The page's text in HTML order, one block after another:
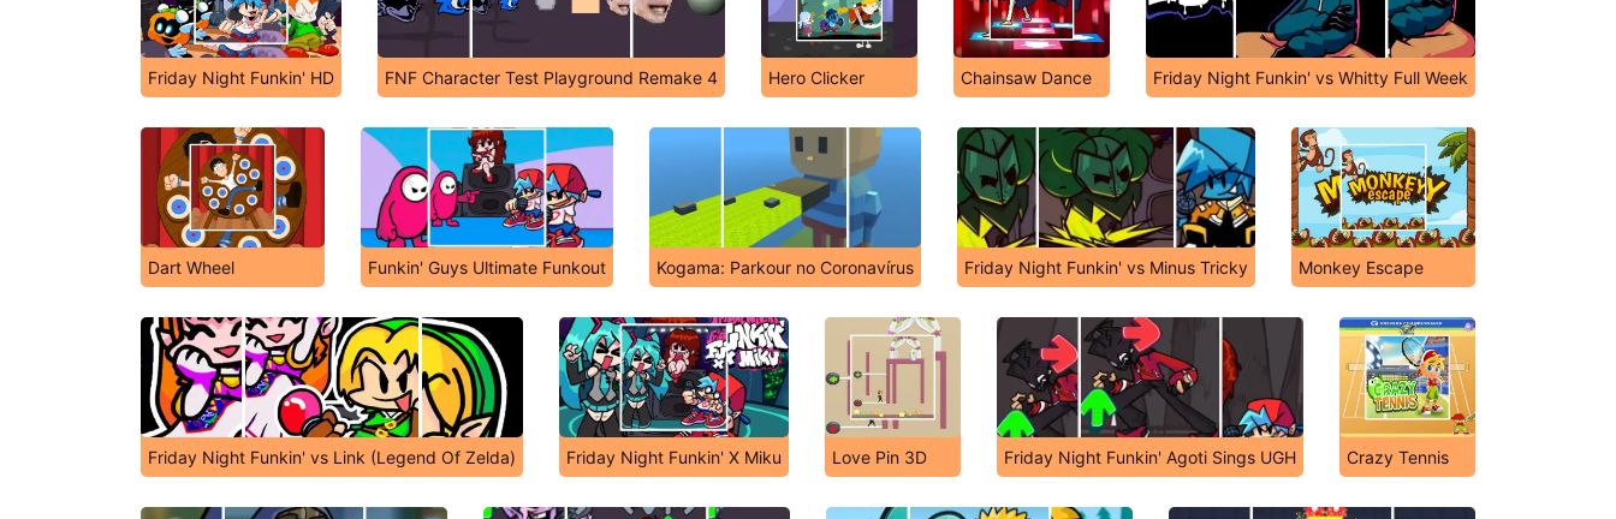
Friday Night Funkin' HD FNF Character Test Playground Remake 4 Hero Clicker Chainsaw Dance Friday Night Funkin' vs Whitty Full Week
Dart Wheel Funkin' Guys Ultimate Funkout Kogama: Parkour no Coronavírus Friday Night Funkin' vs Minus Tricky Monkey Escape
Friday Night Funkin' vs Link (Legend Of Zelda) Friday Night Funkin' X Miku Love Pin 3D Friday Night Funkin' Agoti Sings UGH Crazy Tennis